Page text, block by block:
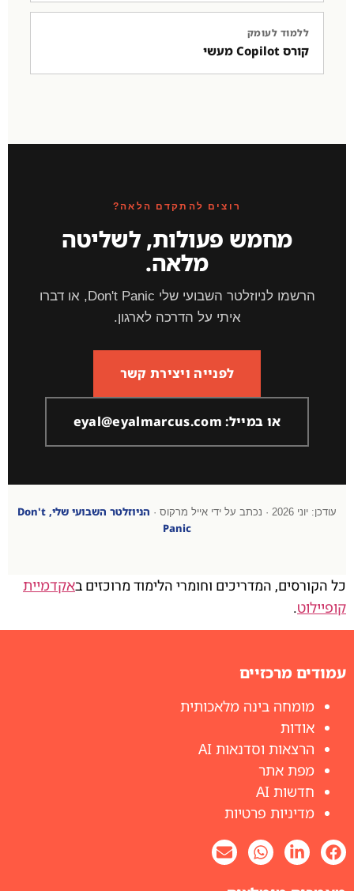
ללמוד לעומק
קורס Copilot מעשי
רוצים להתקדם הלאה?
מחמש פעולות, לשליטה
מלאה.
הרשמו לניוזלטר השבועי שלי Don't Panic, או דברו
איתי על הדרכה לארגון.
לפנייה ויצירת קשר
או במייל: eyal@eyalmarcus.com
עודכן: יוני 2026 · נכתב על ידי אייל מרקוס ·
הניוזלטר השבועי שלי, Don't
Panic
כל הקורסים, המדריכים וחומרי הלימוד מרוכזים באקדמיית
קופיילוט.
עמודים מרכזיים
מומחה בינה מלאכותית
אודות
הרצאות וסדנאות AI
מפת אתר
חדשות AI
מדיניות פרטיות